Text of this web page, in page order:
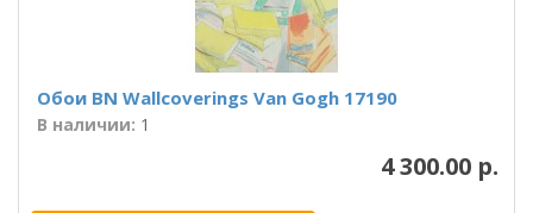
Обои BN Wallcoverings Van Gogh 17190
В наличии: 1
4 300.00 р.